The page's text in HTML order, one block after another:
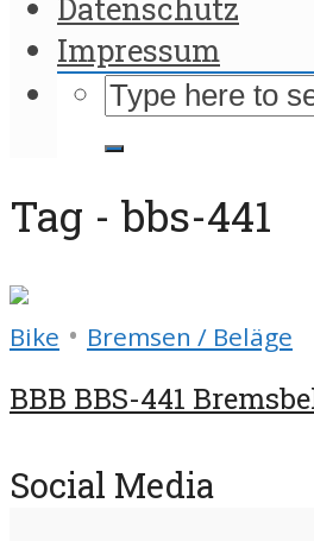
Impressum
Tag - bbs-441
Bike • Bremsen / Beläge
BBB BBS-441
Social Media